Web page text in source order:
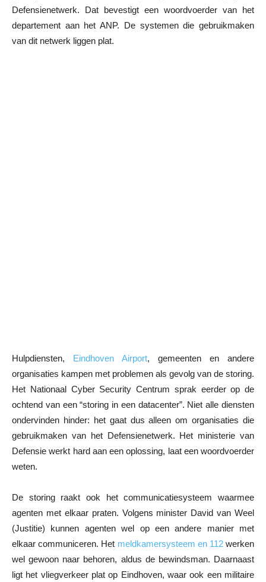
Defensienetwerk. Dat bevestigt een woordvoerder van het
departement aan het ANP. De systemen die gebruikmaken
van dit netwerk liggen plat.
Hulpdiensten, Eindhoven Airport, gemeenten en andere
organisaties kampen met problemen als gevolg van de storing.
Het Nationaal Cyber Security Centrum sprak eerder op de
ochtend van een “storing in een datacenter”. Niet alle diensten
ondervinden hinder: het gaat dus alleen om organisaties die
gebruikmaken van het Defensienetwerk. Het ministerie van
Defensie werkt hard aan een oplossing, laat een woordvoerder
weten.
De storing raakt ook het communicatiesysteem waarmee
agenten met elkaar praten. Volgens minister David van Weel
(Justitie) kunnen agenten wel op een andere manier met
elkaar communiceren. Het meldkamersysteem en 112werken
wel gewoon naar behoren, aldus de bewindsman. Daarnaast
ligt het vliegverkeer plat op Eindhoven, waar ook een militaire